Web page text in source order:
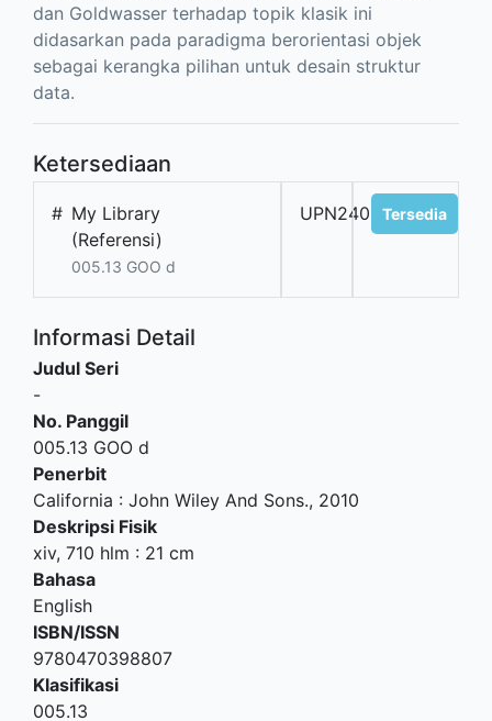
dan Goldwasser terhadap topik klasik ini
didasarkan pada paradigma berorientasi objek
sebagai kerangka pilihan untuk desain struktur
data.
Ketersediaan
# My Library
(Referensi)
005.13 GOO d
UPN240195Tersedia
Informasi Detail
Judul Seri
-
No. Panggil
005.13 GOO d
Penerbit
California : John Wiley And Sons., 2010
Deskripsi Fisik
xiv, 710 hlm : 21 cm
Bahasa
English
ISBN/ISSN
9780470398807
Klasifikasi
005.13